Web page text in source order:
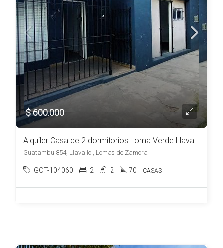
$ 600.000
Alquiler Casa de 2 dormitorios Loma Verde Llavallol
Guatambu 854, Llavallol, Lomas de Zamora
GOT-104060 2 2 70 CASAS